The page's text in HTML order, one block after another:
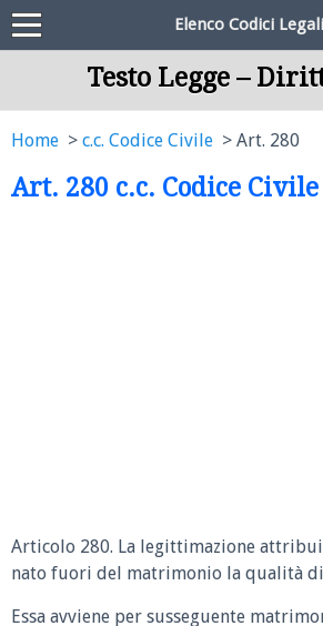
Elenco Codici Legali
Testo Legge –
Home c.c. Codice Civile Art. 280
Art. 280 c.c. Codice Civile
Articolo 280. La legittimazione
nato fuori del matrimonio la qualità
Essa avviene per susseguente